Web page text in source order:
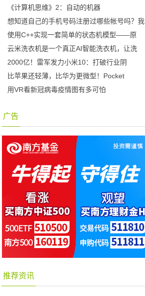
《计算机思维》2：自动的机器
想知道自己的手机号码注册过哪些帐号吗？我
使用C++实现一套简单的状态机模型——原
云米洗衣机是一个真正AI智能洗衣机，让洗
2000亿！雷军发力小米10：打破行业阴
比苹果还轻薄，比华为更微型！Pocket
用VR看新冠病毒疫情图有多可怕
广告
推荐资讯